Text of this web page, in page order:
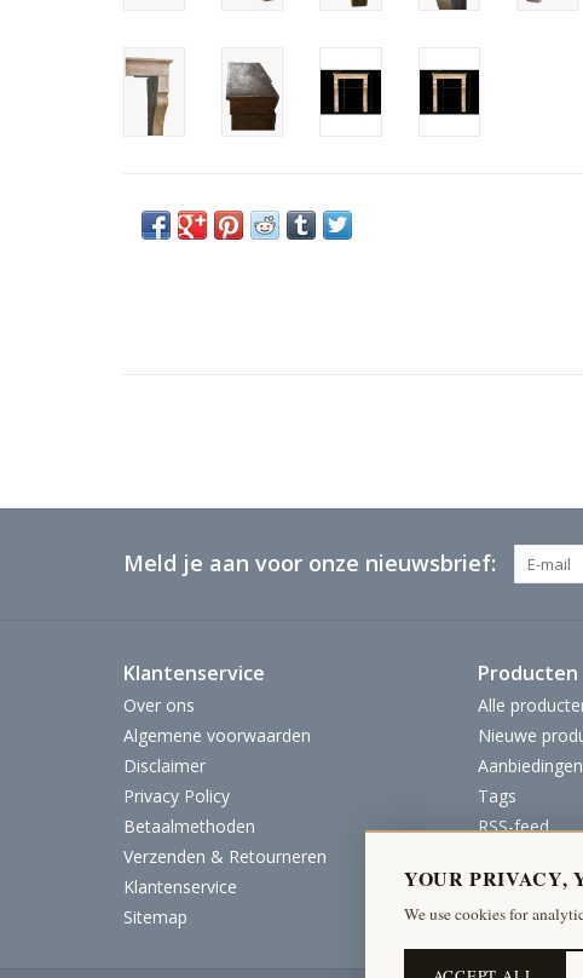
Meld je aan voor onze nieuwsbrief:
Klantenservice
Over ons
Algemene voorwaarden
Disclaimer
Privacy Policy
Betaalmethoden
Verzenden & Retourneren
Klantenservice
Sitemap
Producten
Alle
Nieuwe
Aanbiedingen
Tags
RSS-feed
YOUR PRIVACY,
We use cookies for